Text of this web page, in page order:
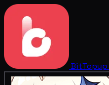
BitTopup